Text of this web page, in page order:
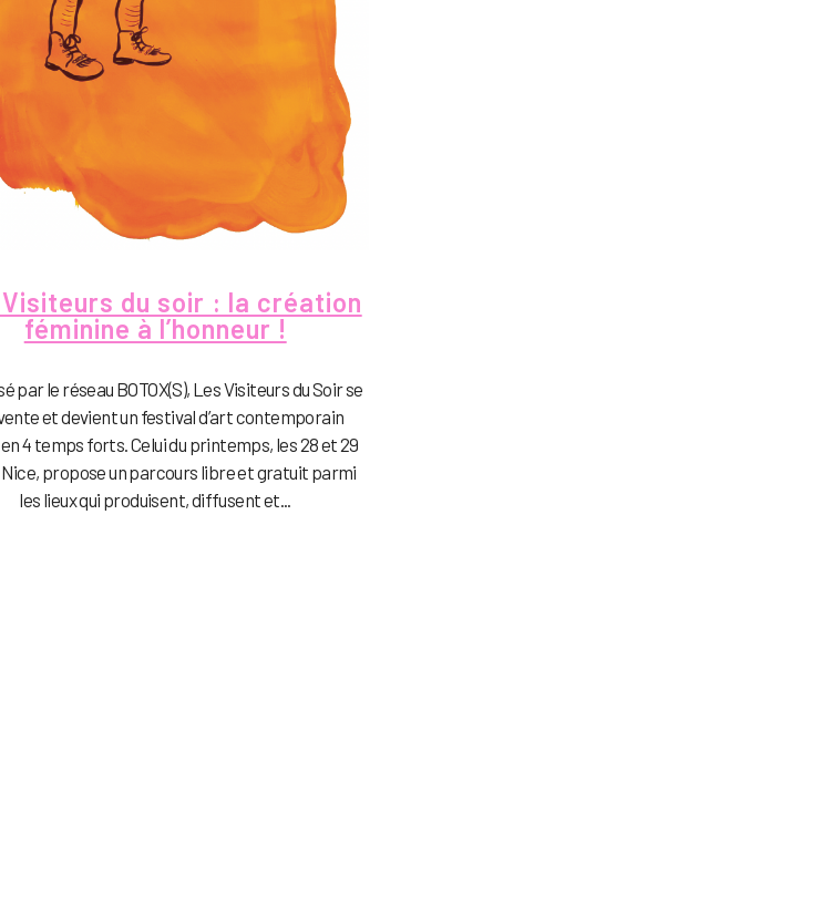
du soir : la création
féminine à l’honneur !
par le réseau BOTOX(S), Les Visiteurs du Soir se
et devient un festival d’art contemporain
4 temps forts. Celui du printemps, les 28 et 29
propose un parcours libre et gratuit parmi
les lieux qui produisent, diffusent et...